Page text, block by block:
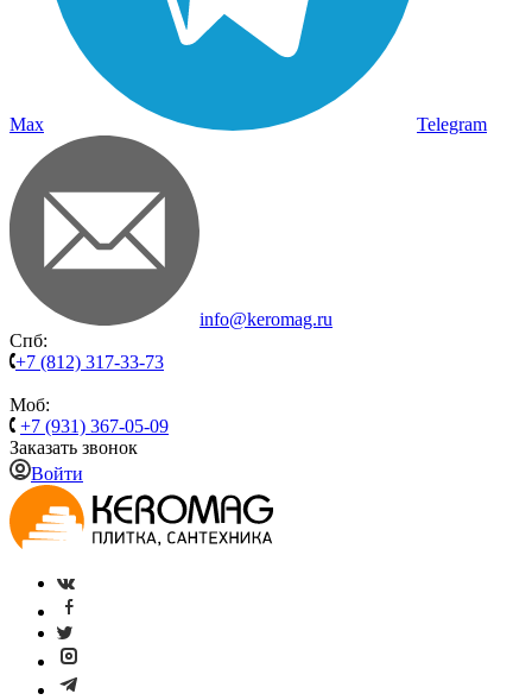
Max Telegram
info@keromag.ru
Спб:
+7 (812) 317-33-73
Моб:
+7 (931) 367-05-09
Заказать звонок
Войти